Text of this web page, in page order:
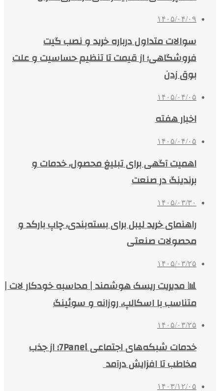
۱۴۰۵/۰۴/۰۹
سوالات متداول درباره خرید و نصب گیت
فروشگاهی؛ از قیمت تا تنظیم حساسیت و علت
بوق زدن
۱۴۰۵/۰۴/۰۵
اخبار هفته
۱۴۰۵/۰۴/۰۵
اهمیت آگهی برای تبلیغ محصول، خدمات و
برندینگ در صنعت
۱۴۰۵/۰۳/۳۰
راهنمای خرید لیبل برای بسته‌بندی، چاپ بارکد و
محصولات صنعتی
۱۴۰۵/۰۳/۲۵
📊 مدیریت ریسک هوشمند | محاسبه خودکار لات |
متناسب با اسکالپ، روزانه و سوئینگ
۱۴۰۵/۰۳/۲۵
خدمات شبکه‌های اجتماعی 7Panel؛ از جذب
مخاطب تا افزایش درآمد
۱۴۰۳/۱۲/۰۵